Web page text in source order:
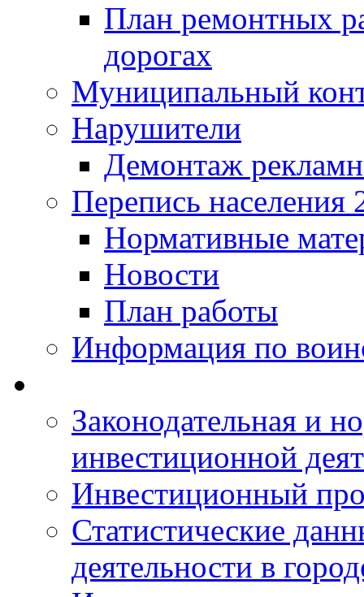
План ремонтных
дорогах
Муниципальный
Нарушители
Демонтаж
Перепись населения
Нормативные
Новости
План работы
Информация по
Законодательная и
инвестиционной
Инвестиционный
Статистические
деятельности в